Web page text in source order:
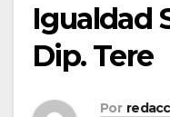
Igualdad
Dip. Tere
Por